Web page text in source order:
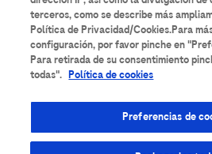
Área de Suero Bancos de
Cardiología Coagulación
terceros, como se describe más
Política de Privacidad/Cookies.Para
configuración, por favor pinche en
Para retirada de su consentimiento
todas". Política de cookies
Preferencias de